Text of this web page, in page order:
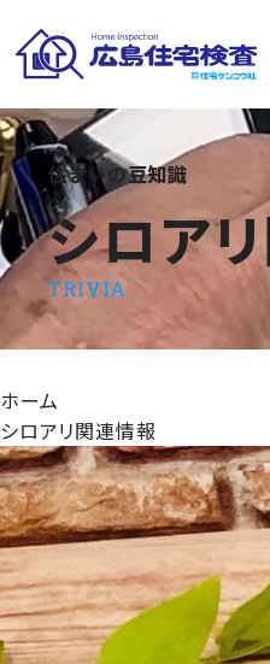
シロアリ関連情報
住まいの豆知識
シロア
TRIVIA
ホーム
シロアリ関連情報